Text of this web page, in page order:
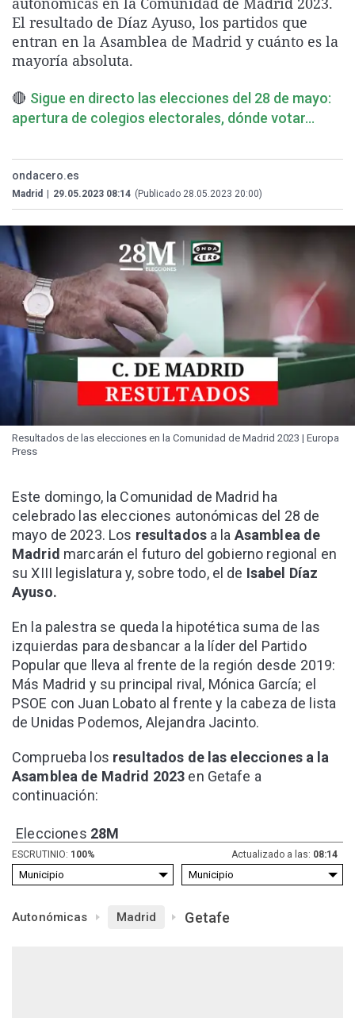
La rosa de los vientos
Gente viajera
Caso
Retornados
Operación Viuda Negra
Extremadura
Galicia
Navarra
País Vasco
Virales
Televisión
El resultado de Díaz Ayuso, los partidos que
entran en la Asamblea de Madrid y cuánto es la
mayoría absoluta.
🔴 Sigue en directo las elecciones del 28 de mayo:
apertura de colegios electorales, dónde votar...
ondacero.es
Madrid 29.05.2023 08:14 (Publicado 28.05.2023 20:00)
Resultados de las elecciones en la Comunidad de Madrid 2023 | Europa
Press
Este domingo, la Comunidad de Madrid ha
celebrado las elecciones autonómicas del 28 de
mayo de 2023. Los resultados a la Asamblea de
Madrid marcarán el futuro del gobierno regional en
su XIII legislatura y, sobre todo, el de Isabel Díaz
Ayuso.
En la palestra se queda la hipotética suma de las
izquierdas para desbancar a la líder del Partido
Popular que lleva al frente de la región desde 2019:
Más Madrid y su principal rival, Mónica García; el
PSOE con Juan Lobato al frente y la cabeza de lista
de Unidas Podemos, Alejandra Jacinto.
Comprueba los resultados de las elecciones a la
Asamblea de Madrid 2023 en Getafe a
continuación:
Elecciones 28M
ESCRUTINIO: 100% Actualizado a las: 08:14
Autonómicas Madrid Getafe